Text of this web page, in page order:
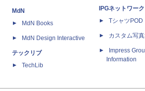
MdN
MdN Books
MdN Design Interactive
テックリブ
TechLib
IPGネットワーク
Tシャツ
カスタム写
Impress
Information